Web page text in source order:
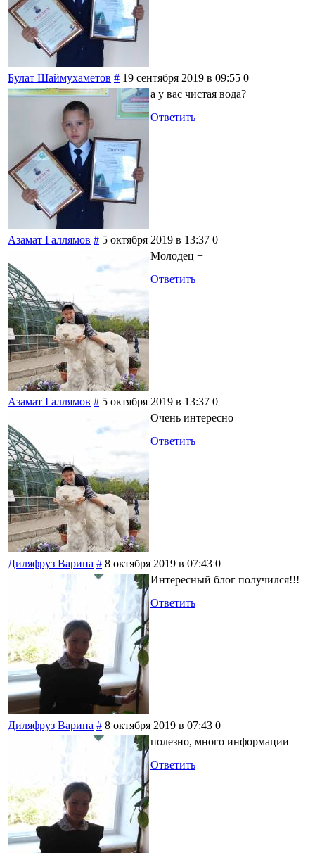
Булат Шаймухаметов # 19 сентября 2019 в 09:55 0
а у вас чистая вода?
Ответить
Азамат Галлямов # 5 октября 2019 в 13:37 0
Молодец +
Ответить
Азамат Галлямов # 5 октября 2019 в 13:37 0
Очень интересно
Ответить
Диляфруз Варина # 8 октября 2019 в 07:43 0
Интересный блог получился!!!
Ответить
Диляфруз Варина # 8 октября 2019 в 07:43 0
полезно, много информации
Ответить